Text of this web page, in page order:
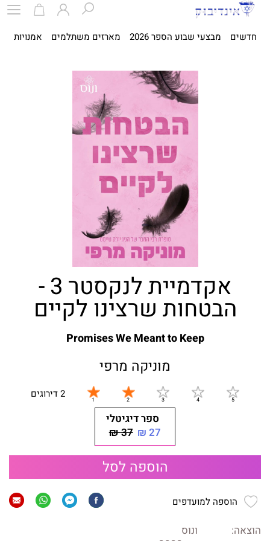
חדשים מבצעי שבוע הספר 2026 מארזים משתלמים אמנויות
אקדמיית לנקסטר 3 -
הבטחות שרצינו לקיים
Promises We Meant to Keep
מוניקה מרפי
2 דירוגים
ספר דיגיטלי
27 ₪
37 ₪
הוספה לסל
הוספה למועדפים
הוצאה:
ונוס